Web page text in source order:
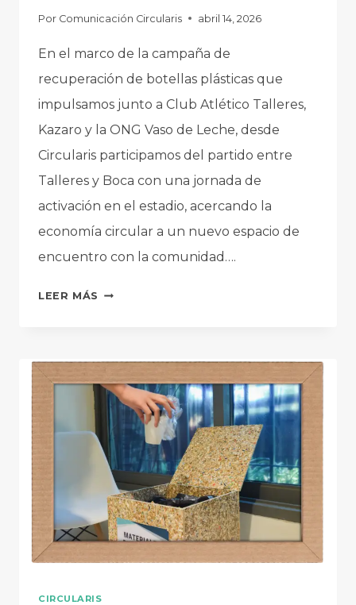
Por Comunicación Circularis abril 14, 2026
En el marco de la campaña de
recuperación de botellas plásticas que
impulsamos junto a Club Atlético Talleres,
Kazaro y la ONG Vaso de Leche, desde
Circularis participamos del partido entre
Talleres y Boca con una jornada de
activación en el estadio, acercando la
economía circular a un nuevo espacio de
encuentro con la comunidad….
LEER MÁS CIRCULARIS
ECONOMÍA
CIRCULAR
EN
ACCIÓN
CIRCULARIS